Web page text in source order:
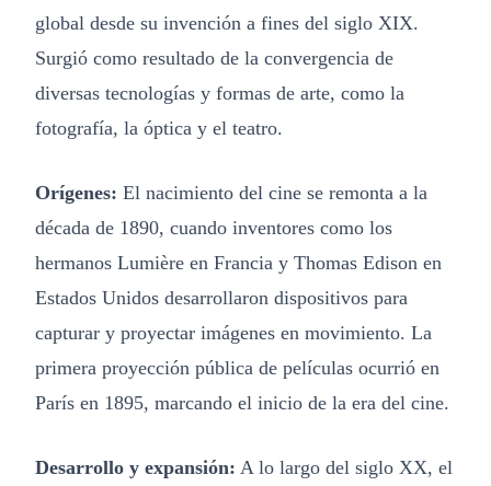
global desde su invención a fines del siglo XIX.
Surgió como resultado de la convergencia de
diversas tecnologías y formas de arte, como la
fotografía, la óptica y el teatro.
Orígenes: El nacimiento del cine se remonta a la
década de 1890, cuando inventores como los
hermanos Lumière en Francia y Thomas Edison en
Estados Unidos desarrollaron dispositivos para
capturar y proyectar imágenes en movimiento. La
primera proyección pública de películas ocurrió en
París en 1895, marcando el inicio de la era del cine.
Desarrollo y expansión: A lo largo del siglo XX, el